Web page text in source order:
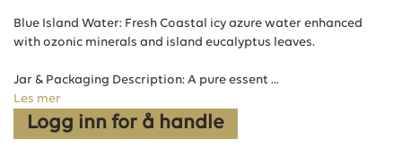
Blue Island Water: Fresh Coastal icy azure water enhanced
with ozonic minerals and island eucalyptus leaves.
Jar & Packaging Description: A pure essent ...
Les mer
Logg inn for å handle